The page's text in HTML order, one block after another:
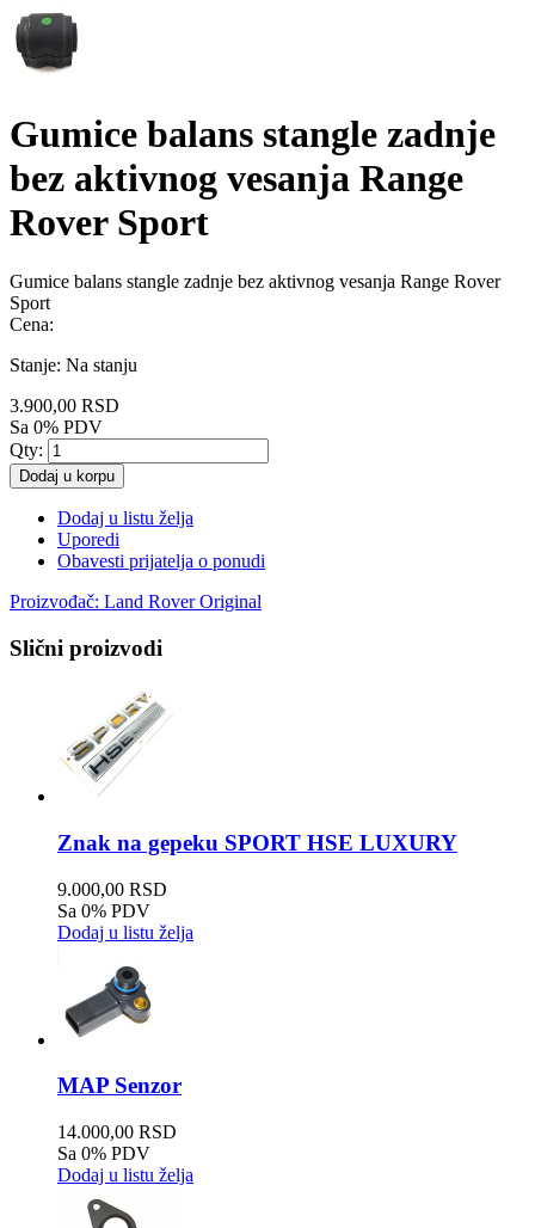
Gumice balans stangle zadnje
bez aktivnog vesanja Range
Rover Sport
Gumice balans stangle zadnje bez aktivnog vesanja Range Rover
Sport
Cena:
Stanje: Na stanju
3.900,00 RSD
Sa 0% PDV
Qty:
Dodaj u korpu
Dodaj u listu želja
Uporedi
Obavesti prijatelja o ponudi
Proizvođač: Land Rover Original
Slični proizvodi
Znak na gepeku SPORT HSE LUXURY
9.000,00 RSD
Sa 0% PDV
Dodaj u listu želja
MAP Senzor
14.000,00 RSD
Sa 0% PDV
Dodaj u listu želja